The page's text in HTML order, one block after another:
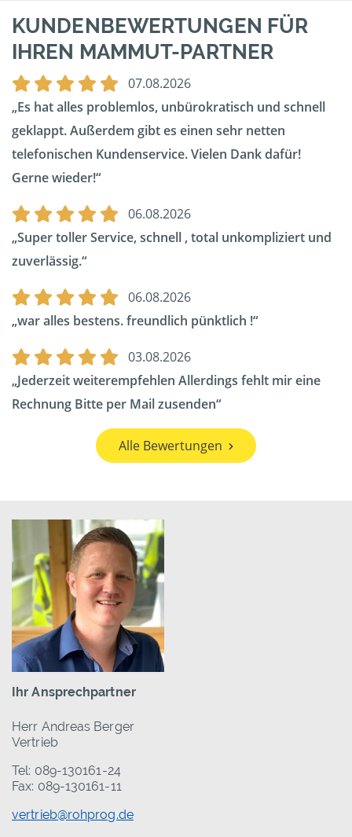
KUNDENBEWERTUNGEN FÜR
IHREN MAMMUT-PARTNER
07.08.2026
Es hat alles problemlos, unbürokratisch und schnell
geklappt. Außerdem gibt es einen sehr netten
telefonischen Kundenservice. Vielen Dank dafür!
Gerne wieder!
06.08.2026
Super toller Service, schnell , total unkompliziert und
zuverlässig.
06.08.2026
war alles bestens. freundlich pünktlich !
03.08.2026
Jederzeit weiterempfehlen Allerdings fehlt mir eine
Rechnung Bitte per Mail zusenden
Alle Bewertungen
Ihr Ansprechpartner
Herr Andreas Berger
Vertrieb
Tel: 089-130161-24
Fax: 089-130161-11
vertrieb@rohprog.de